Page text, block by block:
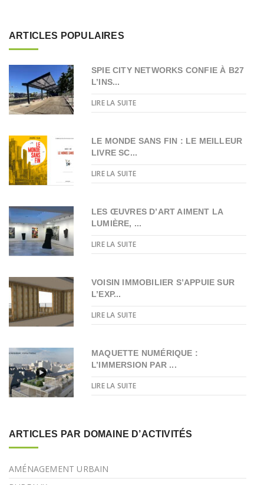
ARTICLES POPULAIRES
SPIE CITY NETWORKS CONFIE À B27
L’INS...
LIRE LA SUITE
LE MONDE SANS FIN : LE MEILLEUR
LIVRE SC...
LIRE LA SUITE
LES ŒUVRES D’ART AIMENT LA
LUMIÈRE, ...
LIRE LA SUITE
VOISIN IMMOBILIER S’APPUIE SUR
L’EXP...
LIRE LA SUITE
MAQUETTE NUMÉRIQUE :
L’IMMERSION PAR ...
LIRE LA SUITE
ARTICLES PAR DOMAINE D’ACTIVITÉS
AMÉNAGEMENT URBAIN